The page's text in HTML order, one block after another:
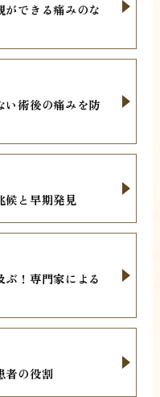
ができる痛みのな
い術後の痛みを防
候と早期発見
！専門家による
者の役割